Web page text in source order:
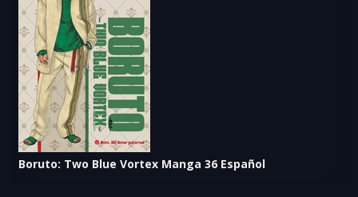
Boruto: Two Blue Vortex Manga 36 Español